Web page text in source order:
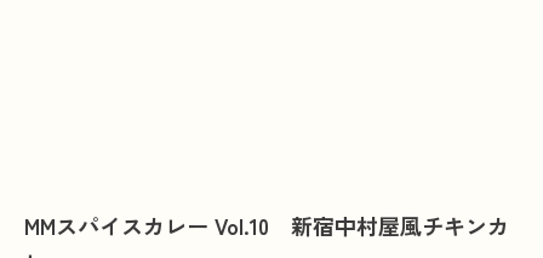
MMスパイスカレー Vol.10 新宿中村屋風チキンカ